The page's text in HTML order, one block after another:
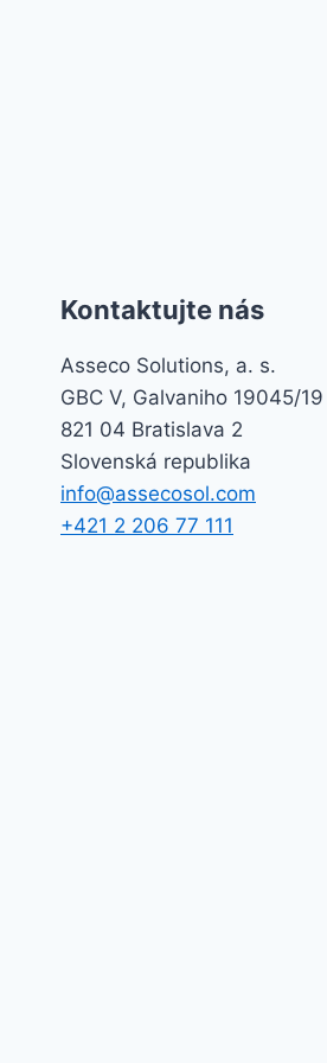
Kontaktujte nás
Asseco Solutions, a. s.
GBC V, Galvaniho 19045/19
821 04 Bratislava 2
Slovenská republika
info@assecosol.com
+421 2 206 77 111